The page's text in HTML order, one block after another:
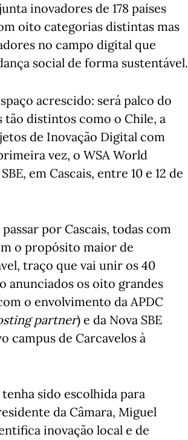
inovadores de 178 países
oito categorias distintas mas
no campo digital que
social de forma sustentável.
acrescido: será palco do
tão distintos como o Chile, a
de Inovação Digital com
vez, o WSA World
em Cascais, entre 10 e 12 de
por Cascais, todas com
o propósito maior de
traço que vai unir os 40
anunciados os oito grandes
o envolvimento da APDC
partner) e da Nova SBE
campus de Carcavelos à
sido escolhida para
da Câmara, Miguel
inovação local e de